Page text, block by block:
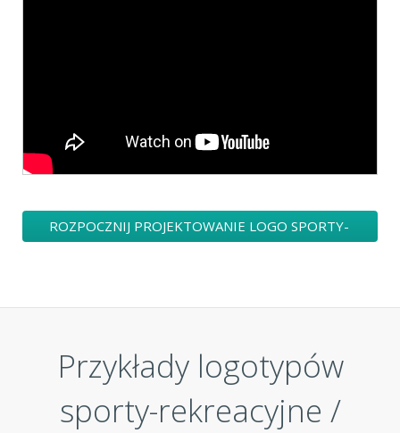
ROZPOCZNIJ PROJEKTOWANIE LOGO SPORTY-
Przykłady logotypów
sporty-rekreacyjne /